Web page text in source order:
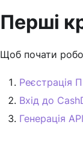
Перші
Щоб почати
Реєстрація
Вхід до
Генерація